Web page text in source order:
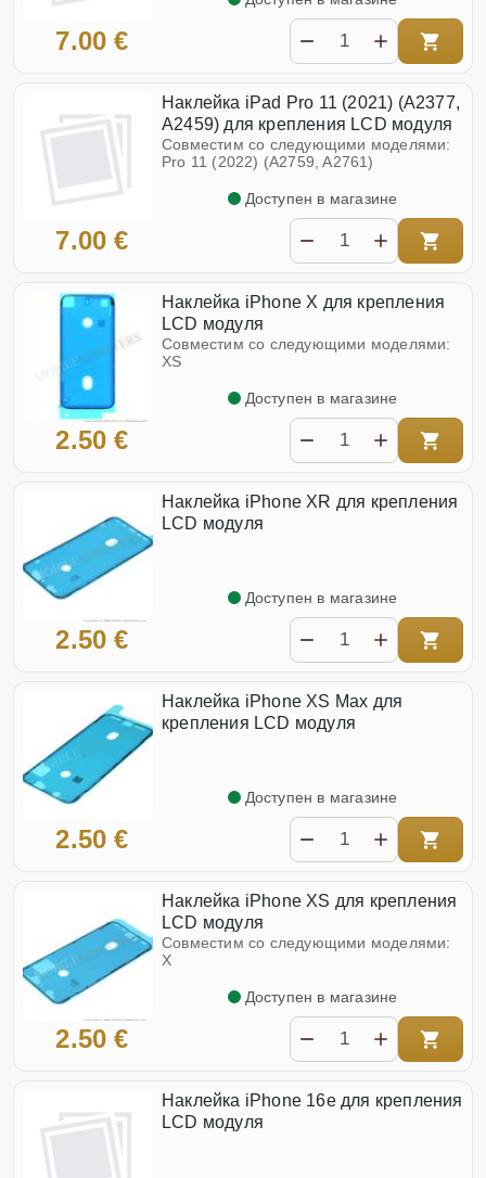
7.00 €
Наклейка iPad Pro 11 (2021) (A2377,
A2459) для крепления LCD модуля
Совместим со следующими моделями:
Pro 11 (2022) (A2759, A2761)
7.00 €
Доступен в магазине
Наклейка iPhone X для крепления
LCD модуля
Совместим со следующими моделями:
XS
2.50 €
Доступен в магазине
Наклейка iPhone XR для крепления
LCD модуля
2.50 €
Доступен в магазине
Наклейка iPhone XS Max для
крепления LCD модуля
2.50 €
Доступен в магазине
Наклейка iPhone XS для крепления
LCD модуля
Совместим со следующими моделями:
X
2.50 €
Доступен в магазине
Наклейка iPhone 16e для крепления
LCD модуля